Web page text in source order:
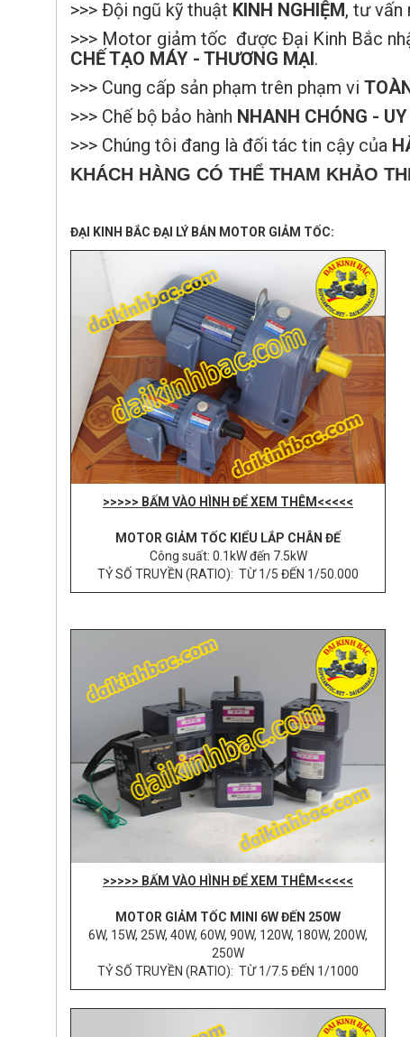
>>> Đội ngũ kỹ thuật KINH NGHIỆM, tư vấn
>>> Motor giảm tốc được Đại Kinh Bắc
CHẾ TẠO MÁY - THƯƠNG MẠI.
>>> Cung cấp sản phạm trên phạm vi
>>> Chế bộ bảo hành NHANH CHÓNG -
>>> Chúng tôi đang là đối tác tin cậy của
KHÁCH HÀNG CÓ THỂ THAM KHẢO
ĐẠI KINH BẮC ĐẠI LÝ BÁN MOTOR GIẢM TỐC:
>>>>> BẤM VÀO HÌNH ĐỂ XEM THÊM<<<<<
MOTOR GIẢM TỐC KIỂU LẮP CHÂN ĐẾ
Công suất: 0.1kW đến 7.5kW
TỶ SỐ TRUYỀN (RATIO): TỪ 1/5 ĐẾN 1/50.000
>>>>> BẤM VÀO HÌNH ĐỂ XEM THÊM<<<<<
MOTOR GIẢM TỐC MINI 6W ĐẾN 250W
6W, 15W, 25W, 40W, 60W, 90W, 120W, 180W, 200W,
250W
TỶ SỐ TRUYỀN (RATIO): TỪ 1/7.5 ĐẾN 1/1000